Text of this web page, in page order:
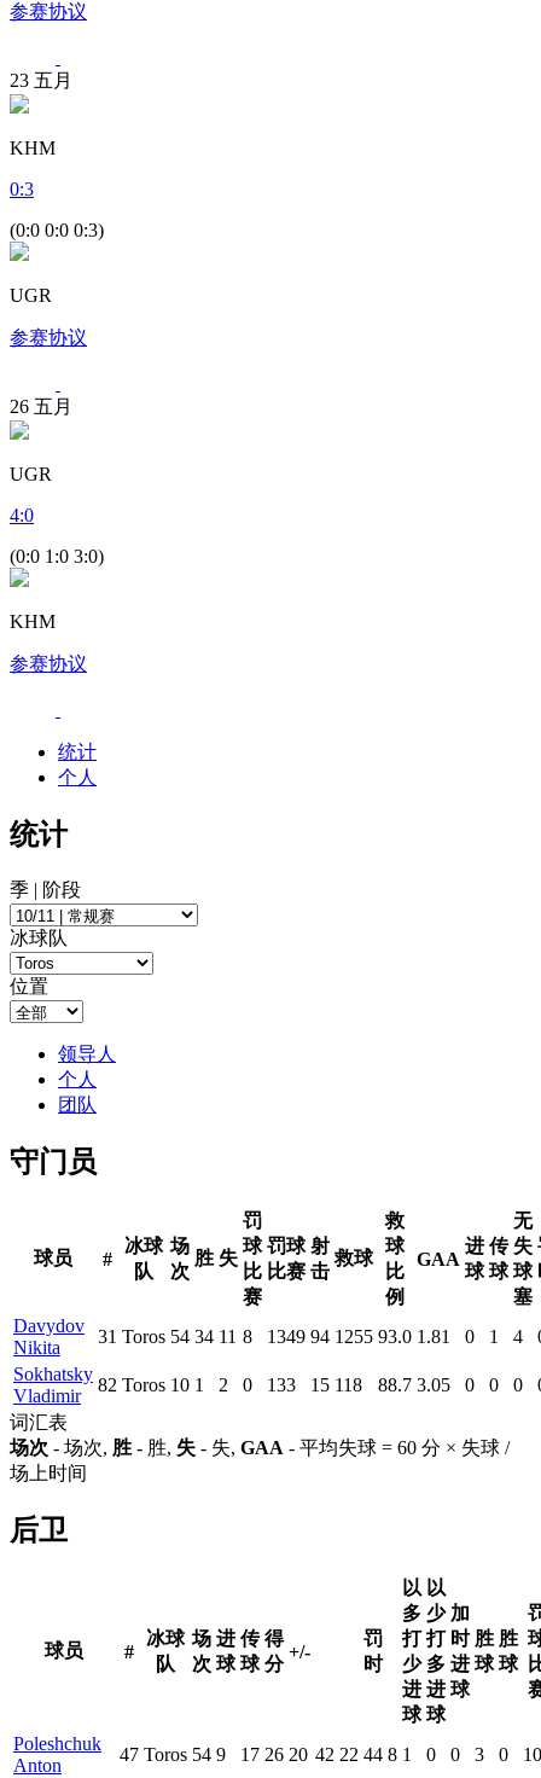
参赛协议
23 五月
KHM
0:3
(0:0 0:0 0:3)
UGR
参赛协议
26 五月
UGR
4:0
(0:0 1:0 3:0)
KHM
参赛协议
统计
个人
统计
季 | 阶段
冰球队
位置
领导人
个人
团队
守门员
球员 #
冰球
队
场
次
胜 失
罚
球
比
赛
罚球
比赛
射
击
救球
救
球
比
例
GAA
进
球
传
球
无
失
球
塞
Davydov
Nikita
31 Toros 54 34 11 8 1349 94 1255 93.0 1.81 0 1 4
Sokhatsky
Vladimir
82 Toros 10 1 2 0 133 15 118 88.7 3.05 0 0 0
词汇表
场次 - 场次, 胜 - 胜, 失 - 失, GAA - 平均失球 = 60 分 × 失球 /
场上时间
后卫
球员 #
冰球
队
场
次
进
球
传
球
得
分
+/-
罚
时
以
多
打
少
进
球
以
少
打
多
进
球
加
时
进
球
胜
球
胜
球
Poleshchuk
Anton
47 Toros 54 9 17 26 20 42 22 44 8 1 0 0 3 0